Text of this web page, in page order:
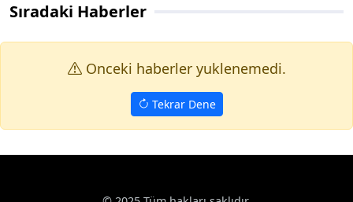
Sıradaki Haberler
Onceki haberler yuklenemedi.
Tekrar Dene